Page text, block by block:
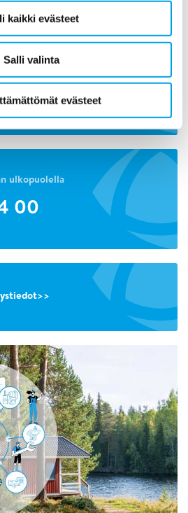
kaikki evästeet
Salli valinta
evästeet
01
tästä>>
ulkopuolella
00